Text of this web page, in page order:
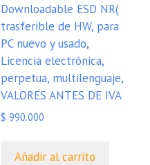
Downloadable ESD NR(
trasferible de HW, para
PC nuevo y usado,
Licencia electrónica,
perpetua, multilenguaje,
VALORES ANTES DE IVA
$ 990.000
Añadir al carrito